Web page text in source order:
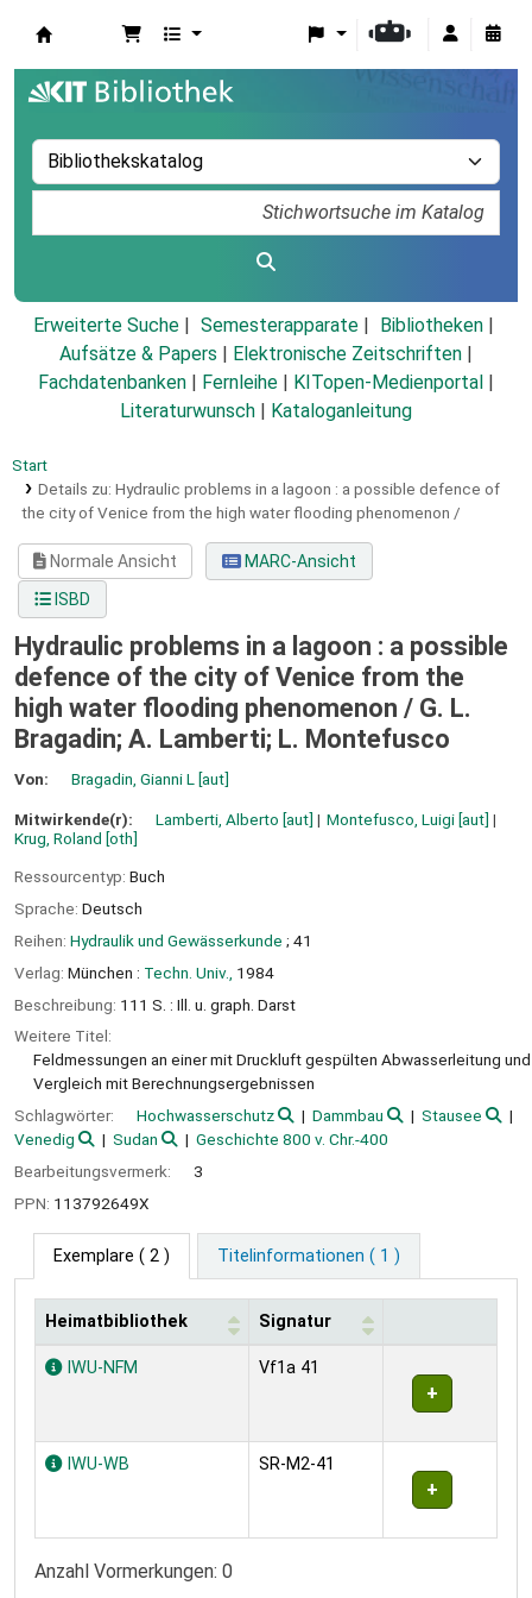
Erweiterte Suche Semesterapparate
Bibliotheken
Aufsätze & Papers
Elektronische Zeitschriften
Fachdatenbanken
Fernleihe KITopen-Medienportal
Literaturwunsch
Kataloganleitung
Start
Details zu: Hydraulic problems in a lagoon : a possible defence of
the city of Venice from the high water flooding phenomenon /
Normale Ansicht
MARC-Ansicht
ISBD
Hydraulic problems in a lagoon : a possible
defence of the city of Venice from the
high water flooding phenomenon / G. L.
Bragadin; A. Lamberti; L. Montefusco
Von: Bragadin, Gianni L [aut]
Mitwirkende(r): Lamberti, Alberto [aut] Montefusco, Luigi[aut]
Krug, Roland [oth]
Ressourcentyp: Buch
Sprache: Deutsch
Reihen: Hydraulik und Gewässerkunde ; 41
Verlag: München : Techn. Univ., 1984
Beschreibung: 111 S. : Ill. u. graph. Darst
Weitere Titel:
Feldmessungen an einer mit Druckluft gespülten Abwasserleitung und
Vergleich mit Berechnungsergebnissen
Schlagwörter:
Hochwasserschutz Dammbau
Stausee
Venedig
Sudan
Geschichte 800 v. Chr.-400
Bearbeitungsvermerk:
3
PPN: 113792649X
Exemplare ( 2 ) Titelinformationen ( 1 )
Exemplare
Heimatbibliothek Signatur
IWU-NFM Vf1a 41
IWU-WB SR-M2-41
Anzahl Vormerkungen: 0